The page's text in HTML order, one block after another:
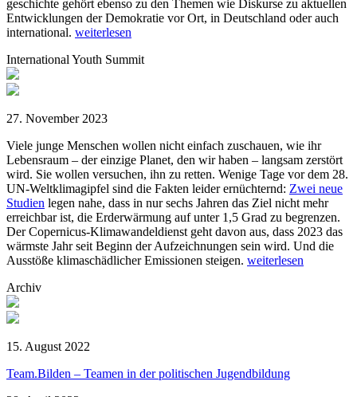
geschichte gehört ebenso zu den Themen wie Diskurse zu aktuellen
Entwicklungen der Demokratie vor Ort, in Deutschland oder auch
international. weiterlesen
International Youth Summit
27. November 2023
Viele junge Menschen wollen nicht einfach zuschauen, wie ihr
Lebensraum – der einzige Planet, den wir haben – langsam zerstört
wird. Sie wollen versuchen, ihn zu retten. Wenige Tage vor dem 28.
UN-Weltklimagipfel sind die Fakten leider ernüchternd: Zwei neue
Studien legen nahe, dass in nur sechs Jahren das Ziel nicht mehr
erreichbar ist, die Erderwärmung auf unter 1,5 Grad zu begrenzen.
Der Copernicus-Klimawandeldienst geht davon aus, dass 2023 das
wärmste Jahr seit Beginn der Aufzeichnungen sein wird. Und die
Ausstöße klimaschädlicher Emissionen steigen. weiterlesen
Archiv
15. August 2022
Team.Bilden – Teamen in der politischen Jugendbildung